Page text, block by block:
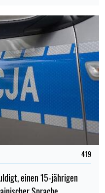
419
einen 15-jährigen